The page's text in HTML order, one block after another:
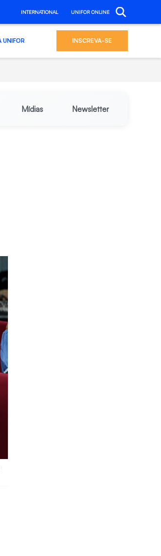
INTERNATIONAL UNIFOR ONLINE
UNIFOR INSCREVA-SE
Mídias Newsletter